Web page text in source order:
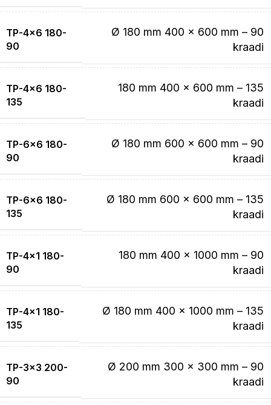
TP-4×6 180-
90
Ø 180 mm 400 x 600 mm – 90
kraadi
TP-4×6 180-
135
180 mm 400 x 600 mm – 135
kraadi
TP-6×6 180-
90
Ø 180 mm 600 x 600 mm – 90
kraadi
TP-6×6 180-
135
Ø 180 mm 600 x 600 mm – 135
kraadi
TP-4×1 180-
90
180 mm 400 x 1000 mm – 90
kraadi
TP-4×1 180-
135
Ø 180 mm 400 x 1000 mm – 135
kraadi
TP-3×3 200-
90
Ø 200 mm 300 x 300 mm – 90
kraadi